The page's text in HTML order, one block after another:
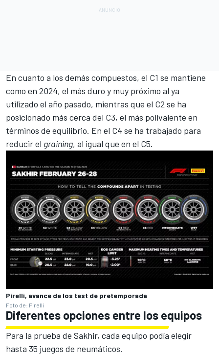
En cuanto a los demás compuestos, el C1 se mantiene
como en 2024, el más duro y muy próximo al ya
utilizado el año pasado, mientras que el C2 se ha
posicionado más cerca del C3, el más polivalente en
términos de equilibrio. En el C4 se ha trabajado para
reducir el graining, al igual que en el C5.
Pirelli, avance de los test de pretemporada
Foto de: Pirelli
Diferentes opciones entre los equipos
Para la prueba de Sakhir, cada equipo podía elegir
hasta 35 juegos de neumáticos.